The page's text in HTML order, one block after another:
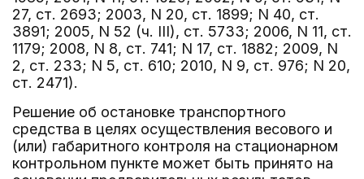
27, ст. 2693; 2003, N 20, ст. 1899; N 40, ст.
3891; 2005, N 52 (ч. III), ст. 5733; 2006, N 11, ст.
1179; 2008, N 8, ст. 741; N 17, ст. 1882; 2009, N
2, ст. 233; N 5, ст. 610; 2010, N 9, ст. 976; N 20,
ст. 2471).
Решение об остановке транспортного
средства в целях осуществления весового и
(или) габаритного контроля на стационарном
контрольном пункте может быть принято на